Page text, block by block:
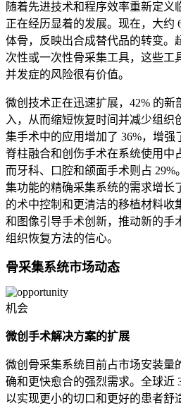
随着先进技术和程序效率重新定义
正在经历显着的发展。现在，大约
体骨，反映出合成替代品的转变。
次性或一次性骨采集工具，这些工
并发症的风险很有价值。
微创技术正在迅速扩展，42% 的
入，从而缩短恢复时间并减少组织
集手术中的应用增加了 36%，增强
脊柱融合和创伤手术在系统使用中
而牙科、口腔和颌面手术则占
集功能的精确采集系统的需求增长
的术中控制和更清洁的移植材料收
和图像引导手术创新，推动新的手
组织恢复方法的信心。
骨采集系统市场动态
机会
微创手术解决方案的扩展
微创骨采集系统目前占市场安装量
确和更快愈合的强烈需求。全球近
以实现更小的切口和更好的患者舒